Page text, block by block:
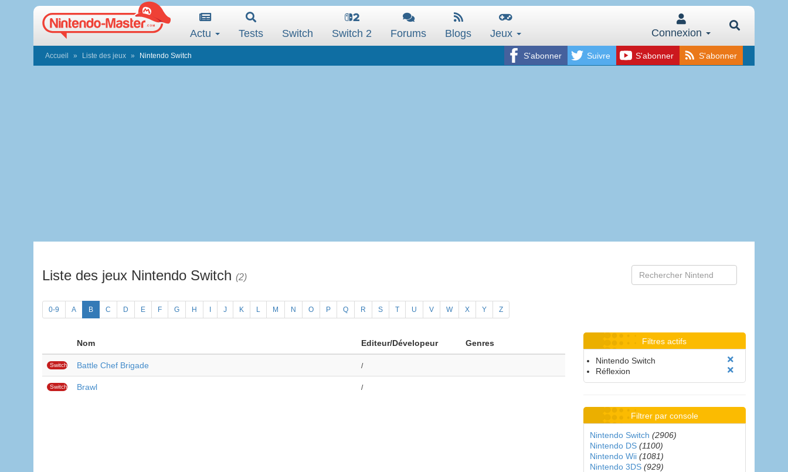
Actu Tests Switch Switch 2 Forums Blogs Jeux Connexion
S'abonner Suivre S'abonner S'abonner
Accueil Liste des jeux Nintendo Switch
Liste des jeux Nintendo Switch (2)
0-9 A B C D E F G H J K L M N O P Q R S T U V W X Y Z
Nom Editeur/Dévelopeur Genres
Switch Battle Chef Brigade /
Switch Brawl /
Filtres actifs
Nintendo Switch
Réflexion
Filtrer par console
Nintendo Switch (2906)
Nintendo DS (1100)
Nintendo Wii (1081)
Nintendo 3DS (929)